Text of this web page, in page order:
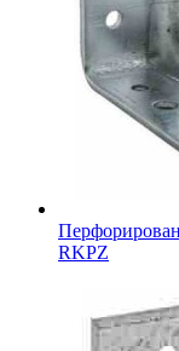
RKPZ